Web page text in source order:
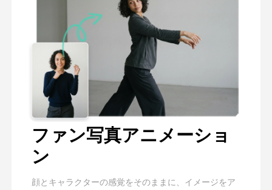
ファン写真アニメーショ
ン
顔とキャラクターの感覚をそのままに、イメージをア